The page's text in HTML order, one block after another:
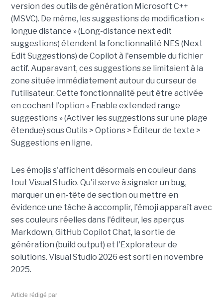
version des outils de génération Microsoft C++
(MSVC). De même, les suggestions de modification «
longue distance » (Long-distance next edit
suggestions) étendent la fonctionnalité NES (Next
Edit Suggestions) de Copilot à l'ensemble du fichier
actif. Auparavant, ces suggestions se limitaient à la
zone située immédiatement autour du curseur de
l'utilisateur. Cette fonctionnalité peut être activée
en cochant l'option « Enable extended range
suggestions » (Activer les suggestions sur une plage
étendue) sous Outils > Options > Éditeur de texte >
Suggestions en ligne.
Les émojis s'affichent désormais en couleur dans
tout Visual Studio. Qu'il serve à signaler un bug,
marquer un en-tête de section ou mettre en
évidence une tâche à accomplir, l'émoji apparaît avec
ses couleurs réelles dans l'éditeur, les aperçus
Markdown, GitHub Copilot Chat, la sortie de
génération (build output) et l'Explorateur de
solutions. Visual Studio 2026 est sorti en novembre
2025.
Article rédigé par